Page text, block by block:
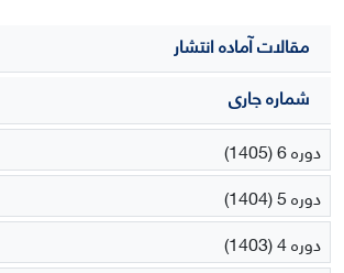
مقالات آماده انتشار
شماره جاری
دوره 6 (1405)
دوره 5 (1404)
دوره 4 (1403)